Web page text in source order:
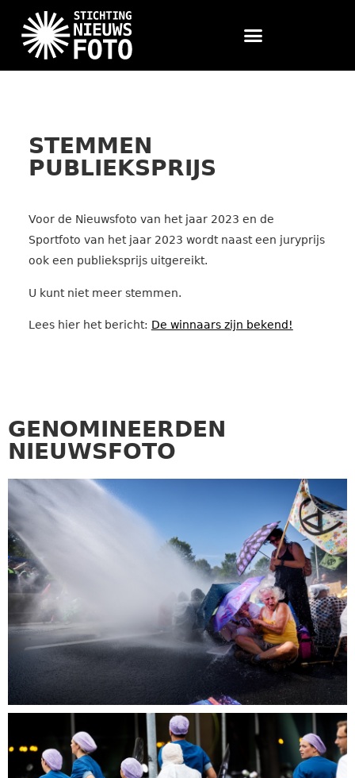
STEMMEN
PUBLIEKSPRIJS
Voor de Nieuwsfoto van het jaar 2023 en de
Sportfoto van het jaar 2023 wordt naast een juryprijs
ook een publieksprijs uitgereikt.
U kunt niet meer stemmen.
Lees hier het bericht: De winnaars zijn bekend!
GENOMINEERDEN
NIEUWSFOTO